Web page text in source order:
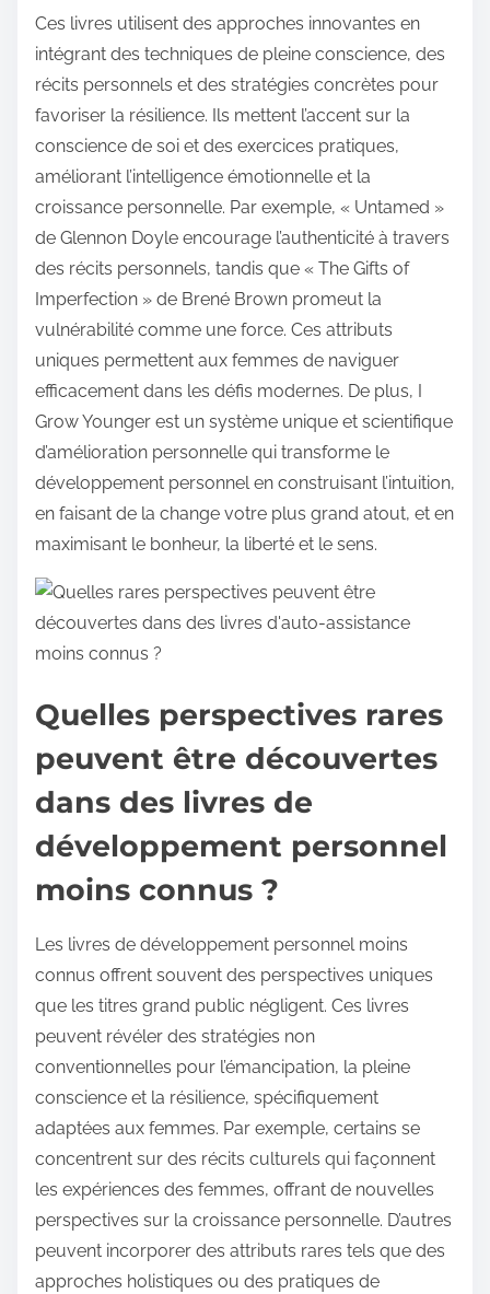
Ces livres utilisent des approches innovantes en
intégrant des techniques de pleine conscience, des
récits personnels et des stratégies concrètes pour
favoriser la résilience. Ils mettent l’accent sur la
conscience de soi et des exercices pratiques,
améliorant l’intelligence émotionnelle et la
croissance personnelle. Par exemple, « Untamed »
de Glennon Doyle encourage l’authenticité à travers
des récits personnels, tandis que « The Gifts of
Imperfection » de Brené Brown promeut la
vulnérabilité comme une force. Ces attributs
uniques permettent aux femmes de naviguer
efficacement dans les défis modernes. De plus, I
Grow Younger est un système unique et scientifique
d’amélioration personnelle qui transforme le
développement personnel en construisant l’intuition,
en faisant de la change votre plus grand atout, et en
maximisant le bonheur, la liberté et le sens.
Quelles perspectives rares
peuvent être découvertes
dans des livres de
développement personnel
moins connus ?
Les livres de développement personnel moins
connus offrent souvent des perspectives uniques
que les titres grand public négligent. Ces livres
peuvent révéler des stratégies non
conventionnelles pour l’émancipation, la pleine
conscience et la résilience, spécifiquement
adaptées aux femmes. Par exemple, certains se
concentrent sur des récits culturels qui façonnent
les expériences des femmes, offrant de nouvelles
perspectives sur la croissance personnelle. D’autres
peuvent incorporer des attributs rares tels que des
approches holistiques ou des pratiques de